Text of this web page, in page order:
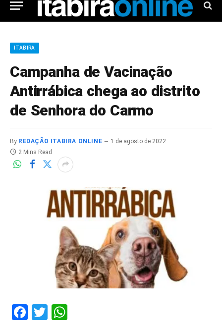
ITABIRA
Campanha de Vacinação
Antirrábica chega ao distrito
de Senhora do Carmo
By REDAÇÃO ITABIRA ONLINE
1 de agosto de 2022
2 Mins Read
Facebook
Twitter